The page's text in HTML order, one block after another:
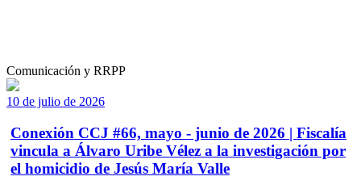
Comunicación y RRPP
10 de julio de 2026
Conexión CCJ #66, mayo - junio de 2026 | Fiscalía
vincula a Álvaro Uribe Vélez a la investigación por
el homicidio de Jesús María Valle